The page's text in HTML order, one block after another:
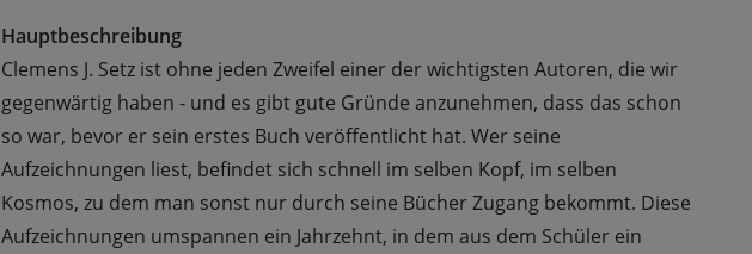
Hauptbeschreibung
Clemens J. Setz ist ohne jeden Zweifel einer der wichtigsten Autoren, die wir
gegenwärtig haben - und es gibt gute Gründe anzunehmen, dass das schon
so war, bevor er sein erstes Buch veröffentlicht hat. Wer seine
Aufzeichnungen liest, befindet sich schnell im selben Kopf, im selben
Kosmos, zu dem man sonst nur durch seine Bücher Zugang bekommt. Diese
Aufzeichnungen umspannen ein Jahrzehnt, in dem aus dem Schüler ein